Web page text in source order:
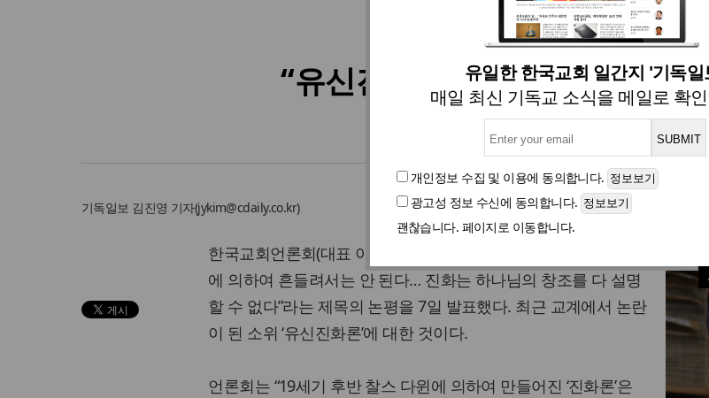
유일한 한국교회 일간지 '기독
매일 최신 기독교 소식을 메일로 확
개인정보 수집 및 이용에 동의합니다.
광고성 정보 수신에 동의합니다.
괜찮습니다. 페이지로 이동합니다.
교단/단체 기독교기관 입력 2024. 05. 07
“유신진화론? 진화로 창조 설
한국교회언론회 논평
기독일보 김진영 기자(jykim@cdaily.co.kr)
한국교회언론회(대표 이억주 목사, 이하 언론회)가 “신학이 과학
에 의하여 흔들려서는 안 된다… 진화는 하나님의 창조를 다 설명
할 수 없다”라는 제목의 논평을 7일 발표했다. 최근 교계에서 논란
이 된 소위 ‘유신진화론’에 대한 것이다.
언론회는 “19세기 후반 찰스 다윈에 의하여 만들어진 ‘진화론’은